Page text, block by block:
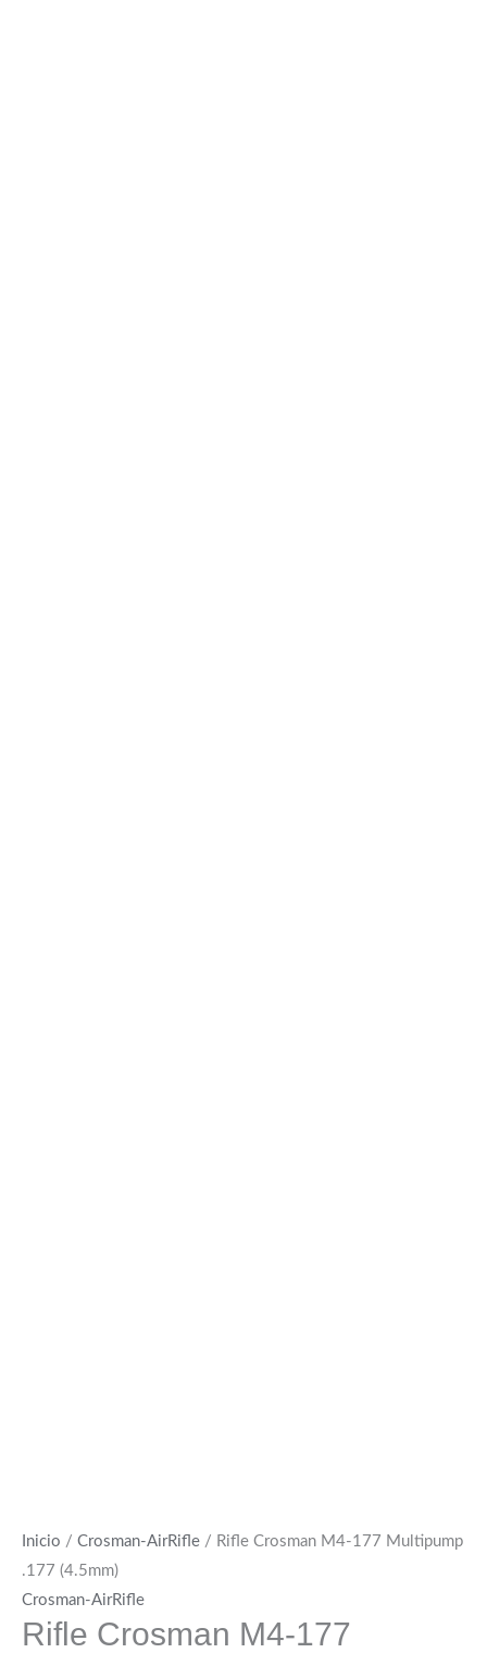
Inicio / Crosman-AirRifle / Rifle Crosman M4-177 Multipump
.177 (4.5mm)
Crosman-AirRifle
Rifle Crosman M4-177